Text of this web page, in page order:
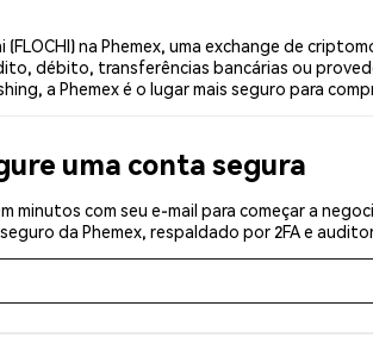
(FLOCHI) na Phemex, uma exchange de
débito, transferências bancárias ou
a Phemex é o lugar mais seguro para
uma conta segura
minutos com seu e-mail para começar a
da Phemex, respaldado por 2FA e